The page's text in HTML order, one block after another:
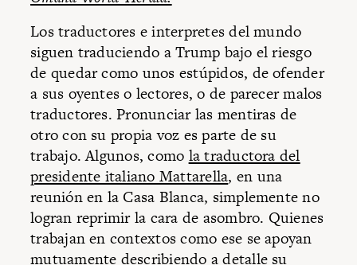
Los traductores e interpretes del mundo
siguen traduciendo a Trump bajo el riesgo
de quedar como unos estúpidos, de ofender
a sus oyentes o lectores, o de parecer malos
traductores. Pronunciar las mentiras de
otro con su propia voz es parte de su
trabajo. Algunos, como la traductora del
presidente italiano Mattarella, en una
reunión en la Casa Blanca, simplemente no
logran reprimir la cara de asombro. Quienes
trabajan en contextos como ese se apoyan
mutuamente describiendo a detalle su